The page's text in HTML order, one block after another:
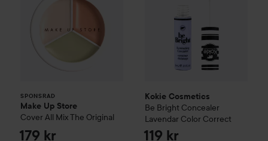
SPONSRAD
Make Up Store
Cover All MixThe Original
179 kr
Kokie Cosmetics
Be Bright Concealer
Lavendar Color Correct
119 kr